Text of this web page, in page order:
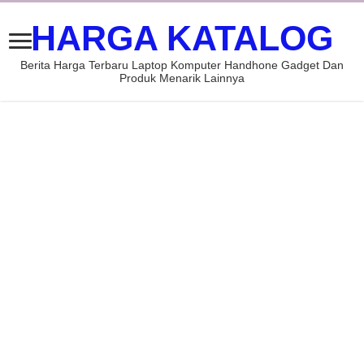
HARGA KATALOG
Berita Harga Terbaru Laptop Komputer Handhone Gadget Dan
Produk Menarik Lainnya